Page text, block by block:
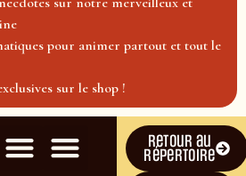
pour animer partout et tout le
sur le shop !
Retour au
répertoire